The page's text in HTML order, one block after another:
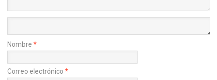
Nombre *
Correo electrónico *